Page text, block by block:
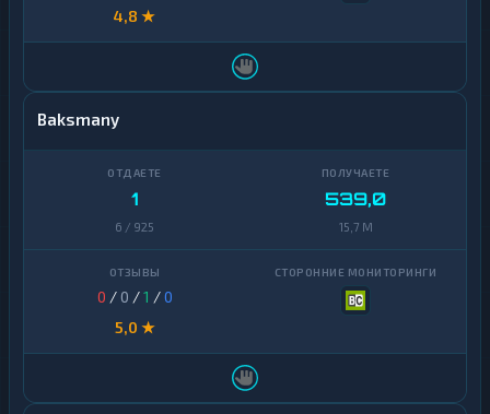
4,8 ★
Baksmany
1
6 / 925
539,0
15,7 M
0 / 0 /1 /0
5,0 ★